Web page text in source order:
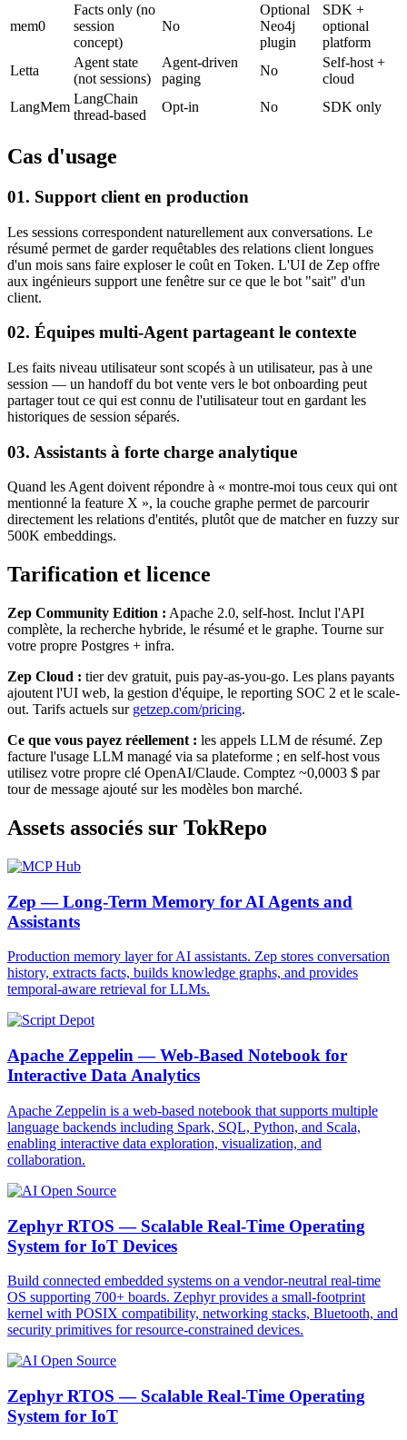
mem0
Facts only (no
session
concept)
No
Optional
Neo4j
plugin
SDK +
optional
platform
Letta
Agent state
(not sessions)
Agent-driven
paging
No
Self-host +
cloud
LangMem
LangChain
thread-based
Opt-in No SDK only
Cas d'usage
01. Support client en production
Les sessions correspondent naturellement aux conversations. Le
résumé permet de garder requêtables des relations client longues
d'un mois sans faire exploser le coût en Token. L'UI de Zep offre
aux ingénieurs support une fenêtre sur ce que le bot "sait" d'un
client.
02. Équipes multi-Agent partageant le contexte
Les faits niveau utilisateur sont scopés à un utilisateur, pas à une
session — un handoff du bot vente vers le bot onboarding peut
partager tout ce qui est connu de l'utilisateur tout en gardant les
historiques de session séparés.
03. Assistants à forte charge analytique
Quand les Agent doivent répondre à « montre-moi tous ceux qui ont
mentionné la feature X », la couche graphe permet de parcourir
directement les relations d'entités, plutôt que de matcher en fuzzy sur
500K embeddings.
Tarification et licence
Zep Community Edition : Apache 2.0, self-host. Inclut l'API
complète, la recherche hybride, le résumé et le graphe. Tourne sur
votre propre Postgres + infra.
Zep Cloud : tier dev gratuit, puis pay-as-you-go. Les plans payants
ajoutent l'UI web, la gestion d'équipe, le reporting SOC 2 et le scale-
out. Tarifs actuels sur getzep.com/pricing.
Ce que vous payez réellement : les appels LLM de résumé. Zep
facture l'usage LLM managé via sa plateforme ; en self-host vous
utilisez votre propre clé OpenAI/Claude. Comptez ~0,0003 $ par
tour de message ajouté sur les modèles bon marché.
Assets associés sur TokRepo
Zep — Long-Term Memory for AI Agents and
Assistants
Production memory layer for AI assistants. Zep stores conversation
history, extracts facts, builds knowledge graphs, and provides
temporal-aware retrieval for LLMs.
Apache Zeppelin — Web-Based Notebook for
Interactive Data Analytics
Apache Zeppelin is a web-based notebook that supports multiple
language backends including Spark, SQL, Python, and Scala,
enabling interactive data exploration, visualization, and
collaboration.
Zephyr RTOS — Scalable Real-Time Operating
System for IoT Devices
Build connected embedded systems on a vendor-neutral real-time
OS supporting 700+ boards. Zephyr provides a small-footprint
kernel with POSIX compatibility, networking stacks, Bluetooth, and
security primitives for resource-constrained devices.
Zephyr RTOS — Scalable Real-Time Operating
System for IoT